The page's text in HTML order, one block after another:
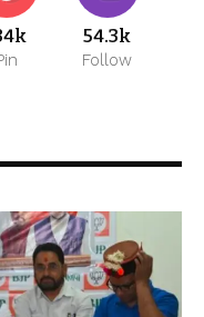
54.3k
Follow